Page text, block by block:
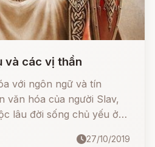
và các vị thần
với ngôn ngữ và tín
văn hóa của người Slav,
lâu đời sống chủ yếu ở
đi rải rác khắp nơi như
27/10/2019